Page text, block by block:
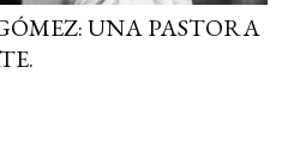
UNA PASTORA